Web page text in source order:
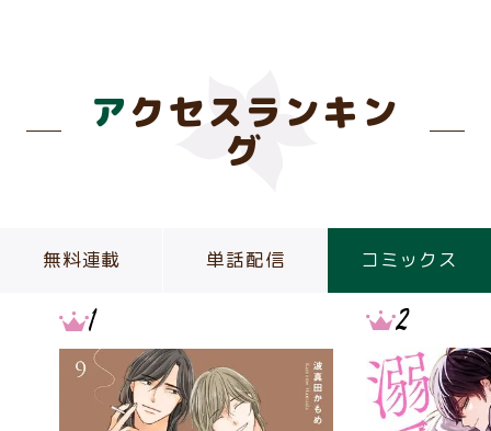
アクセスランキン
グ
無料連載 単話配信 コミックス